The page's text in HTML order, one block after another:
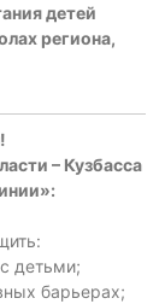
детей
региона,
– Кузбасса
детьми;
барьерах;